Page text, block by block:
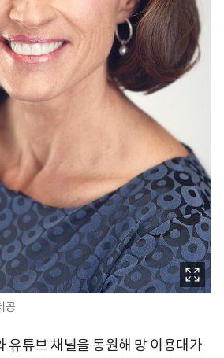
공
유튜브 채널을 동원해 망 이용대가